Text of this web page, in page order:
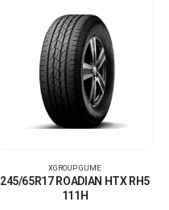
XGROUP GUME
245/65R17 ROADIAN HTX RH5
111H